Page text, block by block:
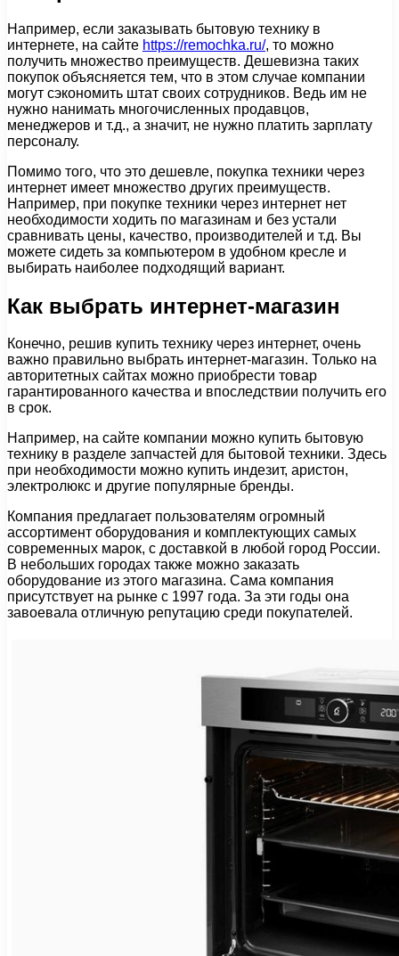
Например, если заказывать бытовую технику в
интернете, на сайте https://remochka.ru/, то можно
получить множество преимуществ. Дешевизна таких
покупок объясняется тем, что в этом случае компании
могут сэкономить штат своих сотрудников. Ведь им не
нужно нанимать многочисленных продавцов,
менеджеров и т.д., а значит, не нужно платить зарплату
персоналу.
Помимо того, что это дешевле, покупка техники через
интернет имеет множество других преимуществ.
Например, при покупке техники через интернет нет
необходимости ходить по магазинам и без устали
сравнивать цены, качество, производителей и т.д. Вы
можете сидеть за компьютером в удобном кресле и
выбирать наиболее подходящий вариант.
Как выбрать интернет-магазин
Конечно, решив купить технику через интернет, очень
важно правильно выбрать интернет-магазин. Только на
авторитетных сайтах можно приобрести товар
гарантированного качества и впоследствии получить его
в срок.
Например, на сайте компании можно купить бытовую
технику в разделе запчастей для бытовой техники. Здесь
при необходимости можно купить индезит, аристон,
электролюкс и другие популярные бренды.
Компания предлагает пользователям огромный
ассортимент оборудования и комплектующих самых
современных марок, с доставкой в любой город России.
В небольших городах также можно заказать
оборудование из этого магазина. Сама компания
присутствует на рынке с 1997 года. За эти годы она
завоевала отличную репутацию среди покупателей.